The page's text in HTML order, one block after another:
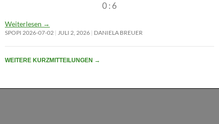
0 : 6
Weiterlesen →
SPOPI 2026-07-02 JULI 2, 2026 DANIELA BREUER
WEITERE KURZMITTEILUNGEN →